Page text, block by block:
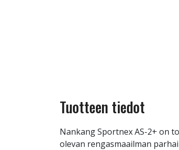
Tuotteen tiedot
Nankang Sportnex AS-2+ on
olevan rengasmaailman